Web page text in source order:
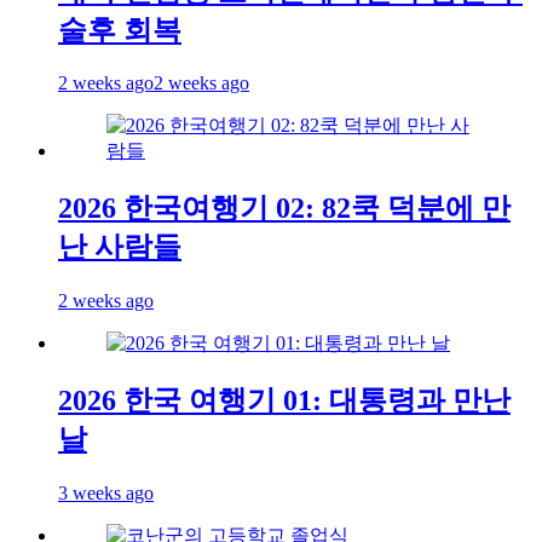
술후 회복
2 weeks ago2 weeks ago
2026 한국여행기 02: 82쿡 덕분에 만
난 사람들
2 weeks ago
2026 한국 여행기 01: 대통령과 만난
날
3 weeks ago